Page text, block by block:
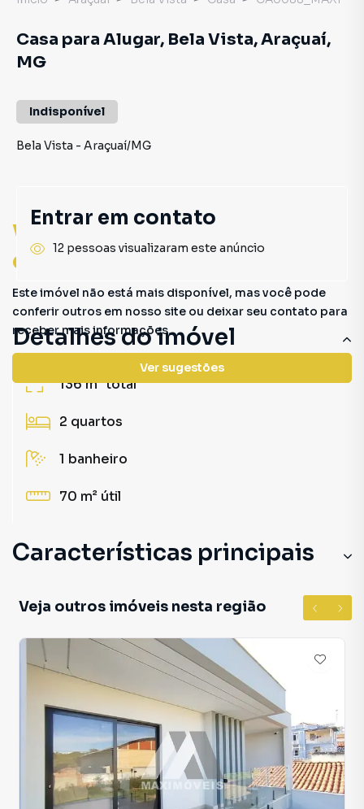
Você pode encontrar novas
oportunidades!
Este imóvel não está mais disponível, mas você pode
conferir outros em nosso site ou deixar seu contato para
receber mais informações.
Ver sugestões
Detalhes do imóvel
136 m²total
2 quartos
1 banheiro
70 m² útil
Características principais
Veja outros imóveis nesta região
Casa para Alugar, Bela Vista, Araçuaí,
MG
Indisponível
Bela Vista - Araçuaí/MG
Entrar em contato
12 pessoas visualizaram este anúncio